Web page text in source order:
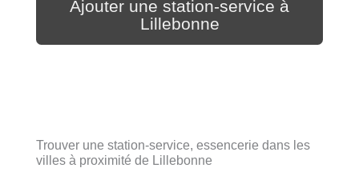
Ajouter une station-service à
Lillebonne
Trouver une station-service, essencerie dans les
villes à proximité de Lillebonne